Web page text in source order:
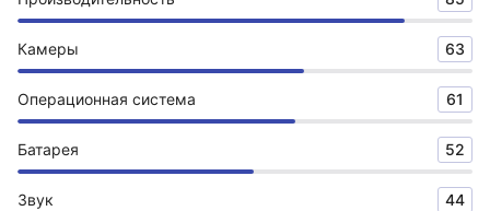
Камеры 63
Операционная система 61
Батарея 52
Звук 44